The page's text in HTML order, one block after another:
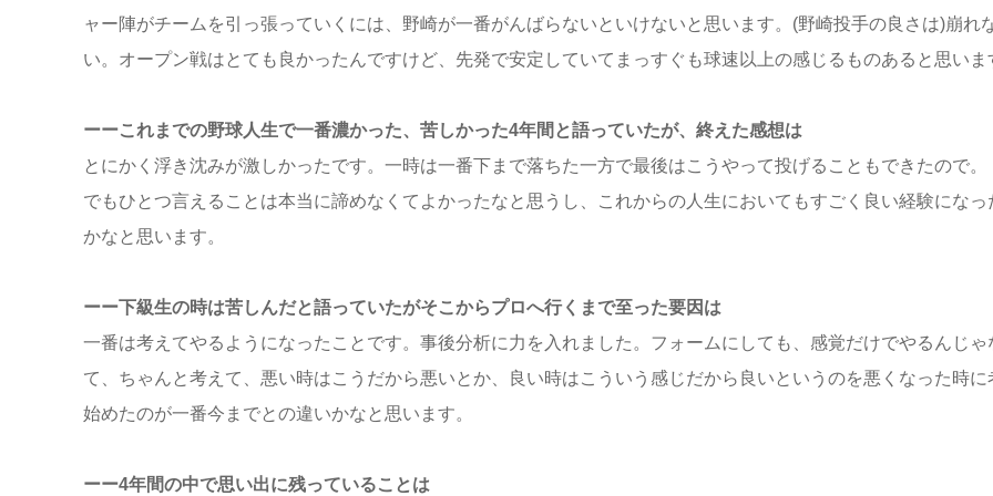
ャー陣がチームを引っ張っていくには、野崎が一番がんばらないといけないと思います。(野崎投手の良さは)崩れ
い。オープン戦はとても良かったんですけど、先発で安定していてまっすぐも球速以上の感じるものあると思いま
ーーこれまでの野球人生で一番濃かった、苦しかった4年間と語っていたが、終えた感想は
とにかく浮き沈みが激しかったです。一時は一番下まで落ちた一方で最後はこうやって投げることもできたので。
でもひとつ言えることは本当に諦めなくてよかったなと思うし、これからの人生においてもすごく良い経験になっ
かなと思います。
ーー下級生の時は苦しんだと語っていたがそこからプロへ行くまで至った要因は
一番は考えてやるようになったことです。事後分析に力を入れました。フォームにしても、感覚だけでやるんじゃ
て、ちゃんと考えて、悪い時はこうだから悪いとか、良い時はこういう感じだから良いというのを悪くなった時に
始めたのが一番今までとの違いかなと思います。
ーー4年間の中で思い出に残っていることは